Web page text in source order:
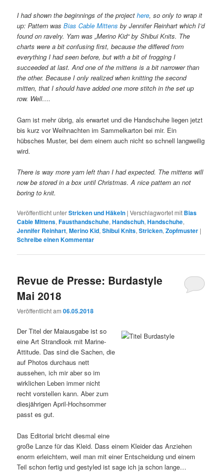
I had shown the beginnings of the projecthere, so only to wrap it
up: Pattern wasBias Cable Mittens by Jennifer Reinhart which I’d
found on ravelry. Yarn was „Merino Kid“ by Shibui Knits. The
charts were a bit confusing first, because the differed from
everything I had seen before, but with a bit of frogging I
succeeded at last. And one of the mittens is a bit narrower than
the other. Because I only realized when knitting the second
mitten, that I should have added one more stitch in the set up
row. Well….
Garn ist mehr übrig, als erwartet und die Handschuhe liegen jetzt
bis kurz vor Weihnachten im Sammelkarton bei mir. Ein
hübsches Muster, bei dem einem auch nicht so schnell langweilig
wird.
There is way more yarn left than I had expected. The mittens will
now be stored in a box until Christmas. A nice pattern an not
boring to knit.
Veröffentlicht unterStricken und Häkeln |Verschlagwortet mit Bias
Cable Mittens,Fausthandschuhe,Handschuh,Handschuhe,
Jennifer Reinhart,Merino Kid,Shibui Knits,Stricken,Zopfmuster |
Schreibe einen Kommentar
Revue de Presse: Burdastyle
Mai 2018
Veröffentlicht am06.05.2018
Der Titel der Maiausgabe ist so
eine Art Strandlook mit Marine-
Attitude. Das sind die Sachen, die
auf Photos durchaus nett
aussehen, ich mir aber so im
wirklichen Leben immer nicht
recht vorstellen kann. Aber zum
diesjährigen April-Hochsommer
passt es gut.
Das Editorial bricht diesmal eine
große Lanze für das Kleid. Dass einem Kleider das Anziehen
enorm erleichtern, weil man mit einer Entscheidung und einem
Teil schon fertig und gestyled ist sage ich ja schon lange…